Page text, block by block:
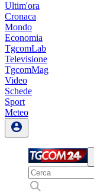
Ultim'ora
Cronaca
Mondo
Economia
TgcomLab
Televisione
TgcomMag
Video
Schede
Sport
Meteo